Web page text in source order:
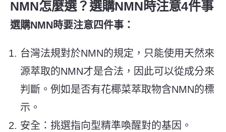
NMN怎麼選？選購NMN時注意4件事
選購NMN時要注意四件事：
台灣法規對於NMN的規定，只能使用天然來
源萃取的NMN才是合法，因此可以從成分來
判斷。 例如是否有花椰菜萃取物含NMN的標
示 。
安全：挑選指向型精準喚醒對的基因。